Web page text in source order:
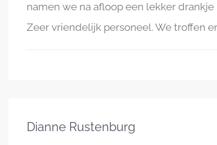
namen we na afloop een lekker
Zeer vriendelijk personeel. We troffen
Dianne Rustenburg